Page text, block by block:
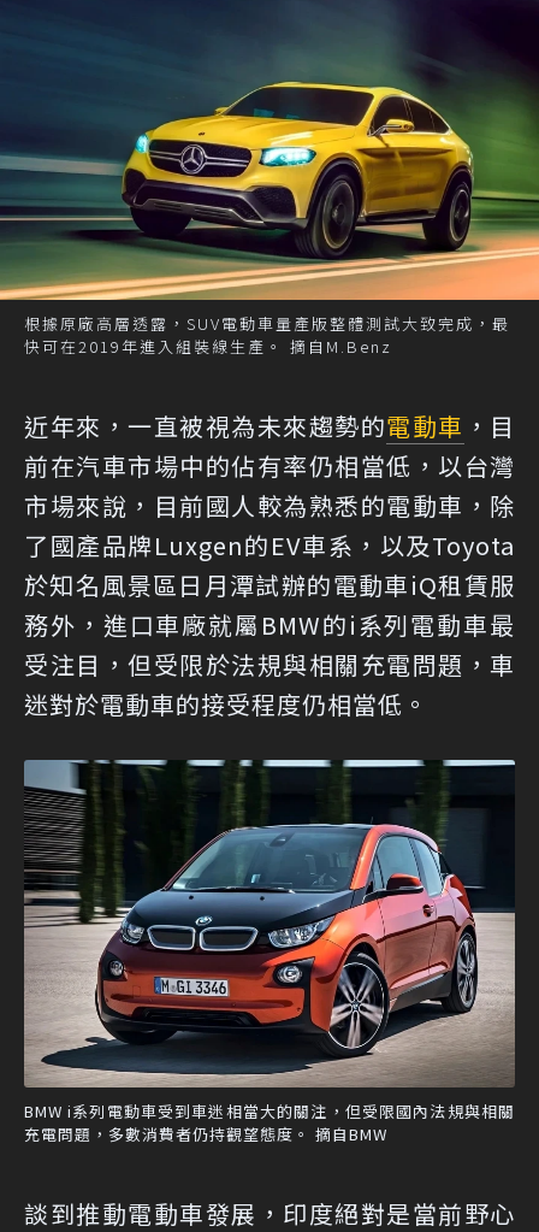
根據原廠高層透露，SUV電動車量產版整體測試大致完成，最
快可在2019年進入組裝線生產。 摘自M.Benz
近年來，一直被視為未來趨勢的電動車 ，目
前在汽車市場中的佔有率仍相當低，以台灣
市場來說，目前國人較為熟悉的電動車，除
了國產品牌Luxgen的EV車系，以及Toyota
於知名風景區日月潭試辦的電動車iQ租賃服
務外，進口車廠就屬BMW的i系列電動車最
受注目，但受限於法規與相關充電問題，車
迷對於電動車的接受程度仍相當低。
BMW i系列電動車受到車迷相當大的關注，但受限國內法規與相關
充電問題，多數消費者仍持觀望態度。 摘自BMW
談到推動電動車發展，印度絕對是當前野心